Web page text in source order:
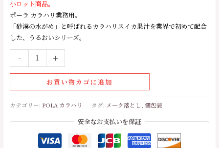
小ロット商品。
ポーラ カラハリ業務用。
「砂漠の水がめ」と呼ばれるカラハリスイカ果汁を業界で初めて配合
した、うるおいシリーズ。
-
L×100
包
個
+
お買い物カゴに追加
カテゴリー: POLA カラハリ タグ: メーク落とし,個包装
安全なお支払いを保証